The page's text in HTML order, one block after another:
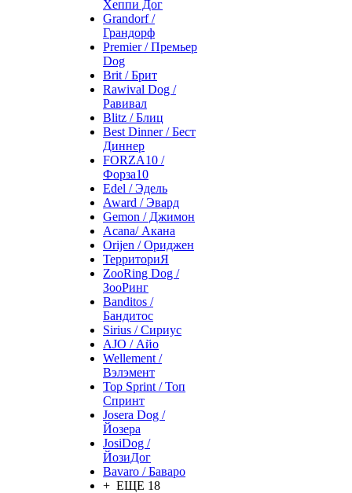
Хеппи Дог
Grandorf /
Грандорф
Premier / Премьер
Dog
Brit / Брит
Rawival Dog /
Равивал
Blitz / Блиц
Best Dinner / Бест
Диннер
FORZA10 /
Форза10
Edel / Эдель
Award / Эвард
Gemon / Джимон
Acana/ Акана
Orijen / Ориджен
ТерриториЯ
ZooRing Dog /
ЗооРинг
Banditos /
Бандитос
Sirius / Сириус
AJO / Айо
Wellement /
Вэлэмент
Top Sprint / Топ
Спринт
Josera Dog /
Йозера
JosiDog /
ЙозиДог
Bavaro / Баваро
+ ЕЩЕ 18